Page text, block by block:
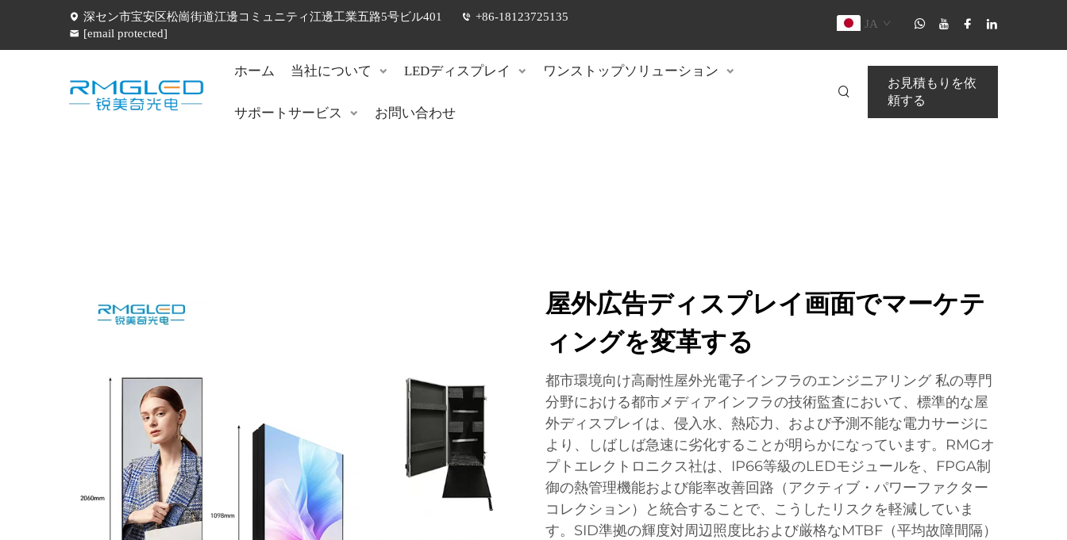
深セン市宝安区松崗街道江邊コミュニティ江邊工業五路5号ビル401
+86-18123725135
[email protected]
JA
ホーム 当社について LEDディスプレイ ワンストップソリューション
サポートサービス お問い合わせ
お見積もりを依
頼する
屋外広告ディスプレイ画面でマーケテ
ィングを変革する
都市環境向け高耐性屋外光電子インフラのエンジニアリング 私の専門
分野における都市メディアインフラの技術監査において、標準的な屋
外ディスプレイは、侵入水、熱応力、および予測不能な電力サージに
より、しばしば急速に劣化することが明らかになっています。RMGオ
プトエレクトロニクス社は、IP66等級のLEDモジュールを、FPGA制
御の熱管理機能および能率改善回路（アクティブ・パワーファクター
コレクション）と統合することで、こうしたリスクを軽減していま
す。SID準拠の輝度対周辺照度比および厳格なMTBF（平均故障間隔）